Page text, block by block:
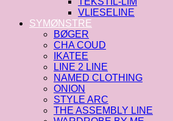
VLIESELINE
SYMØNSTRE
BØGER
CHA COUD
IKATEE
LINE 2 LINE
NAMED CLOTHING
ONION
STYLE ARC
THE ASSEMBLY LINE